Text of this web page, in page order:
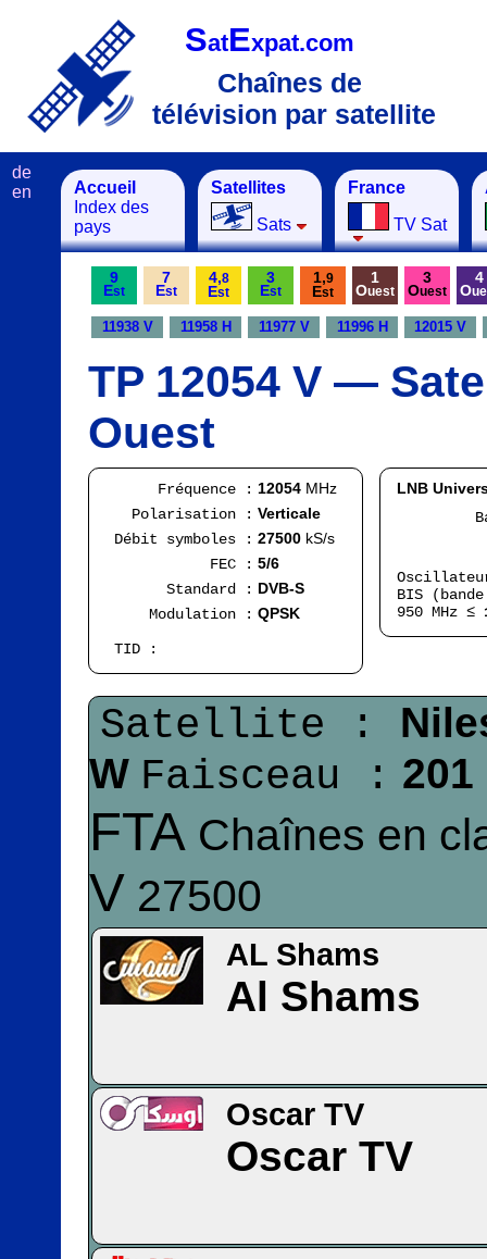
SatExpat.com
Chaînes de
télévision par satellite
Accueil
Index des
pays
Satellites
Sats
France
TV Sat
de
en
9
Est
7
Est
4,8
Est
3
Est
1,9
Est
1
Ouest
3
Ouest
4
O
11938 V 11958 H 11977 V 11996 H 12015 V
TP 12054 V —
Ouest
Fréquence : 12054 MHz
Polarisation : Verticale
Débit symboles : 27500 kS/s
FEC : 5/6
Standard : DVB-S
Modulation : QPSK
TID :
LNB
BIS
950 MHz ≤
Satellite :
W Faisceau :
FTA Chaînes en
V 27500
AL Shams
Al Shams
Oscar TV
Oscar TV